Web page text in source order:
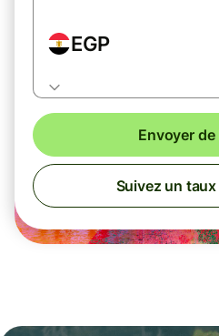
EGP
Envoyer
Suivez un